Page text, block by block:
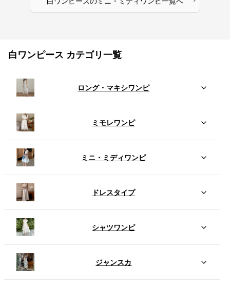
白ワンピース カテゴリ一覧
ロング・マキシワンピ
ミモレワンピ
ミニ・ミディワンピ
ドレスタイプ
シャツワンピ
ジャンスカ